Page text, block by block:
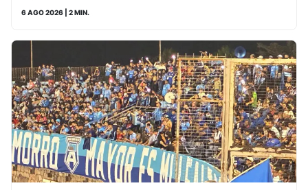
6 AGO 2026 | 2 MIN.